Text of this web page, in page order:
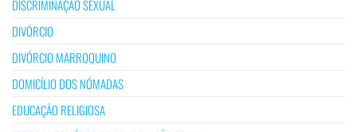
DISCRIMINAÇÃO SEXUAL
DIVÓRCIO
DIVÓRCIO MARROQUINO
DOMICÍLIO DOS NÓMADAS
EDUCAÇÃO RELIGIOSA